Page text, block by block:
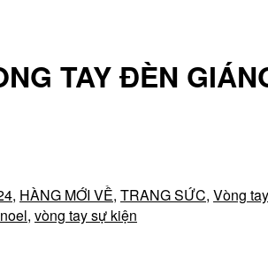
TAY ĐÈN
, HÀNG MỚI VỀ, TRANG SỨC, Vòng tay
, vòng tay sự kiện